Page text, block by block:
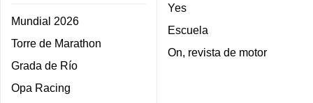
Mundial 2026
Torre de Marathon
Grada de Río
Opa Racing
Yes
Escuela
On, revista de motor